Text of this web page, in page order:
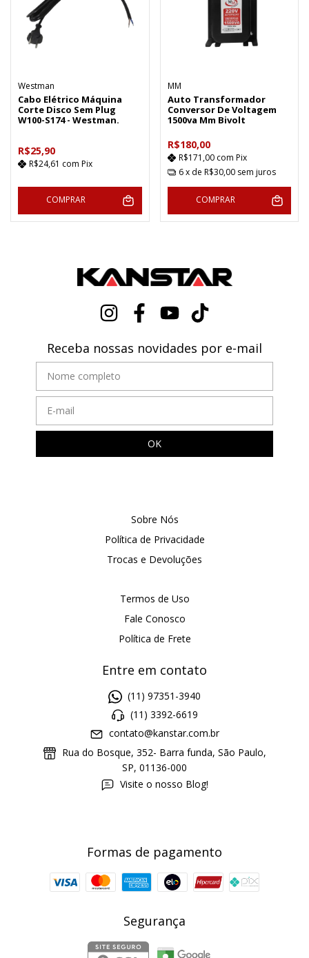
Westman
Cabo Elétrico Máquina
Corte Disco Sem Plug
W100-S174 - Westman.
R$25,90
R$24,61 com Pix
COMPRAR
MM
Auto Transformador
Conversor De Voltagem
1500va Mm Bivolt
R$180,00
R$171,00 com Pix
6 x de R$30,00 sem juros
COMPRAR
Receba nossas novidades por e-mail
Sobre Nós
Política de Privacidade
Trocas e Devoluções
Termos de Uso
Fale Conosco
Política de Frete
Entre em contato
(11) 97351-3940
(11) 3392-6619
contato@kanstar.com.br
Rua do Bosque, 352- Barra funda, São Paulo,
SP, 01136-000
Visite o nosso Blog!
Formas de pagamento
Segurança